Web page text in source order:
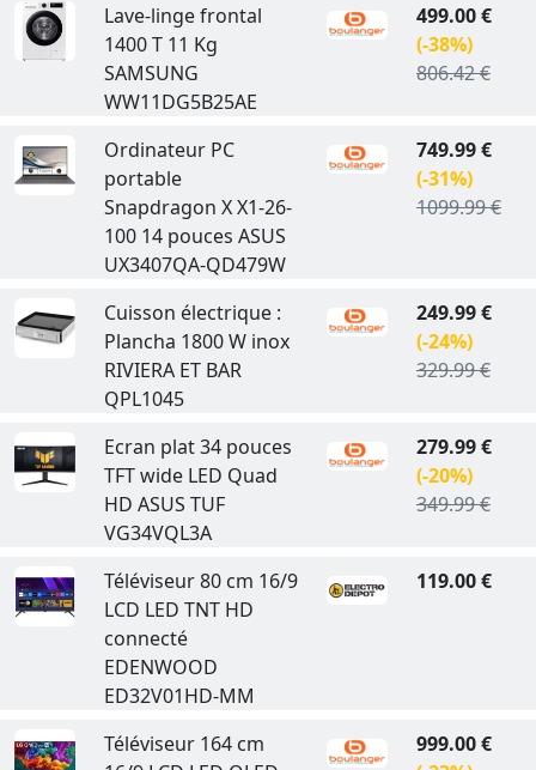
Lave-linge frontal
1400 T 11 Kg
SAMSUNG
WW11DG5B25AE
499.00 €
(-38%)
806.42 €
Ordinateur PC
portable
Snapdragon X X1-26-
100 14 pouces ASUS
UX3407QA-QD479W
749.99 €
(-31%)
1099.99 €
Cuisson électrique :
Plancha 1800 W inox
RIVIERA ET BAR
QPL1045
249.99 €
(-24%)
329.99 €
Ecran plat 34 pouces
TFT wide LED Quad
HD ASUS TUF
VG34VQL3A
279.99 €
(-20%)
349.99 €
Téléviseur 80 cm 16/9
LCD LED TNT HD
connecté
EDENWOOD
ED32V01HD-MM
119.00 €
Téléviseur 164 cm
999.00 €